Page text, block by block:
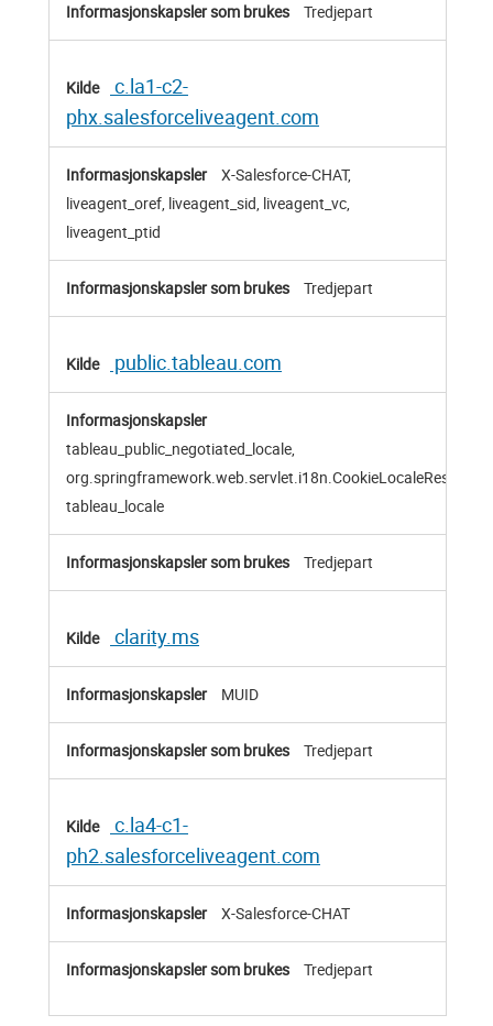
Tredjepart
c.la1-c2-
phx.salesforceliveagent.com
X-Salesforce-CHAT,
liveagent_oref, liveagent_sid, liveagent_vc,
liveagent_ptid
Tredjepart
public.tableau.com
tableau_public_negotiated_locale,
tableau_locale
Tredjepart
clarity.ms
MUID
Tredjepart
c.la4-c1-
ph2.salesforceliveagent.com
X-Salesforce-CHAT
Tredjepart